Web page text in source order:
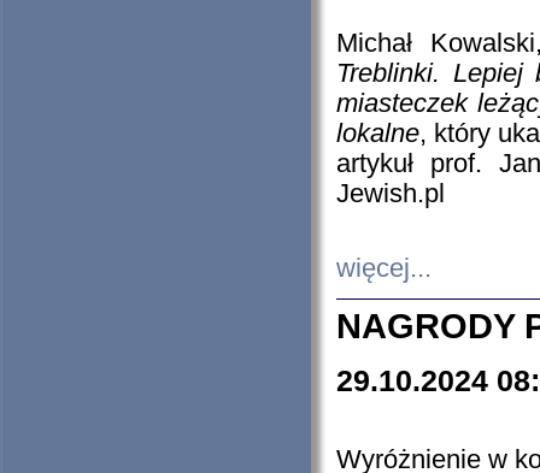
Michał
Treblinki. Lepiej
miasteczek
lokalne, który
artykuł prof.
Jewish.pl
więcej...
NAGRODY
29.10.2024
Wyróżnienie w